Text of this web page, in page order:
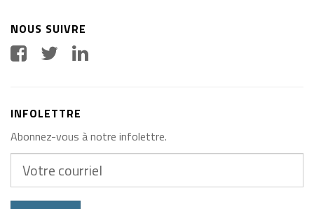
NOUS SUIVRE
INFOLETTRE
Abonnez-vous à notre infolettre.
courriel